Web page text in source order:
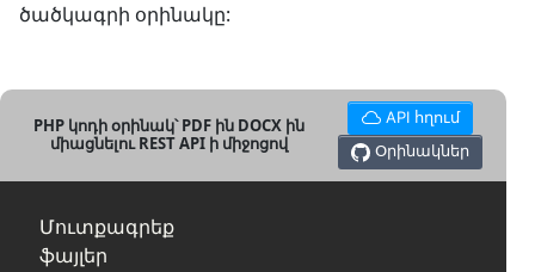
ծածկագրի օրինակը:
PHP կոդի օրինակ՝ PDF ին DOCX ին
միացնելու REST API ի միջոցով
API հղում
Օրինակներ
Մուտքագրեք
ֆայլեր